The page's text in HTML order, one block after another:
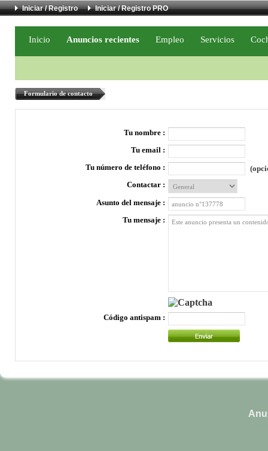
Iniciar / Registro Iniciar / Registro PRO
Inicio Anuncios recientes Empleo Servicios
Formulario de contacto
Tu nombre :
Tu email :
Tu número de teléfono :
Contactar :
Asunto del mensaje :
Tu mensaje :
Código antispam :